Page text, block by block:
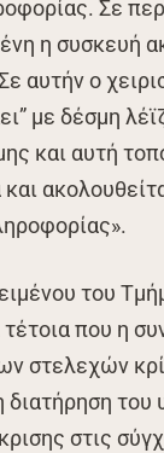
Σε
η συσκευή
αυτήν ο
με δέσμη
και αυτή
του
που η
στελεχών
διατήρηση του
στις